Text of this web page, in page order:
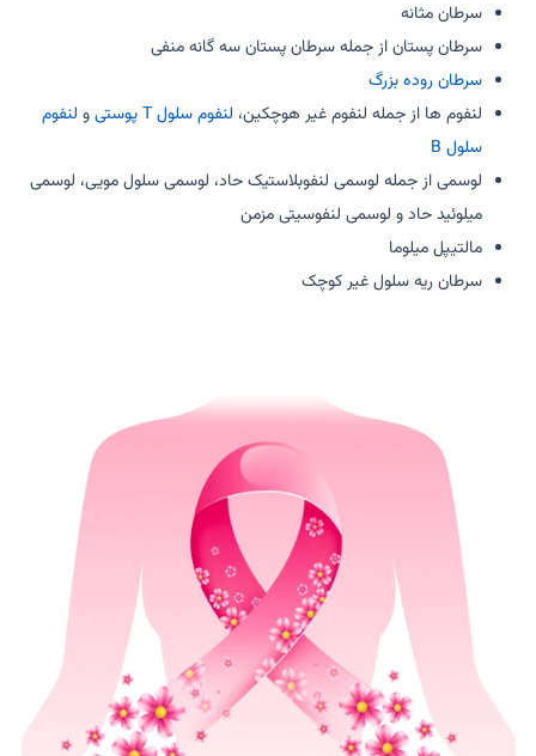
سرطان مثانه
سرطان پستان از جمله سرطان پستان سه گانه منفی
سرطان روده بزرگ
لنفوم ها از جمله لنفوم غیر هوچکین، لنفوم سلول T پوستی و لنفوم
سلول B
لوسمی از جمله لوسمی لنفوبلاستیک حاد، لوسمی سلول مویی، لوسمی
میلوئید حاد و لوسمی لنفوسیتی مزمن
مالتیپل میلوما
سرطان ریه سلول غیر کوچک